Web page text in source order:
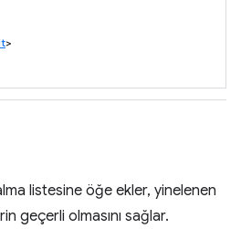
>
listesine öğe ekler, yinelenen
geçerli olmasını sağlar.